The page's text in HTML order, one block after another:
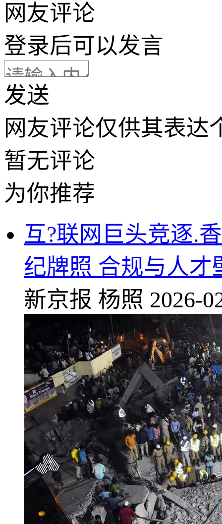
网友评论
登录后可以发言
发送
网友评论仅供其表达
暂无评论
为你推荐
互?联网巨头竞逐.
纪牌照 合规与人才
新京报 杨照 2026-